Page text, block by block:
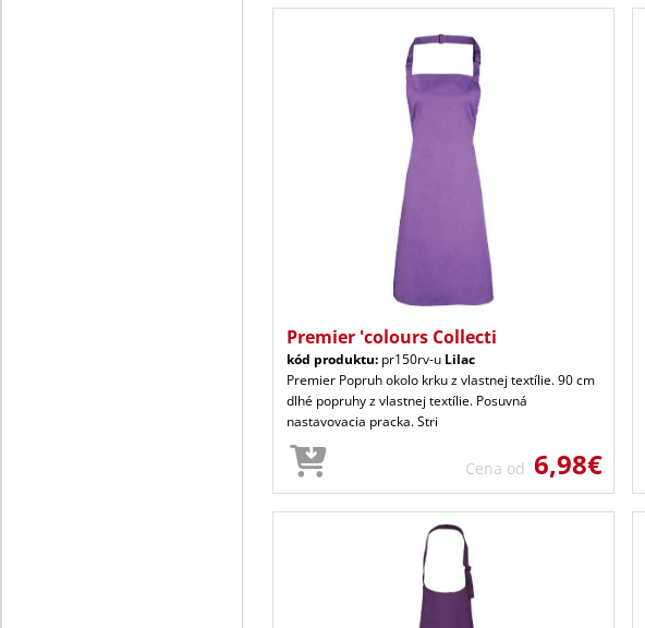
Premier 'colours Collecti
kód produktu: pr150rv-u Lilac
Premier Popruh okolo krku z vlastnej textílie. 90 cm
dlhé popruhy z vlastnej textílie. Posuvná
nastavovacia pracka. Stri
Cena od 6,98€